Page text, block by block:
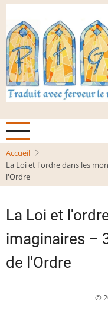
Aller
contenu
principal
Accueil
La Loi et l'ordre dans les
l'Ordre
La Loi et
imaginaires –
de l'Ordre
©